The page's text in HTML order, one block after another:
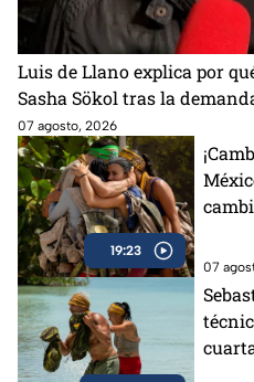
Luis de Llano explica por
Sasha Sökol tras la
07 agosto, 2026
19:23
07